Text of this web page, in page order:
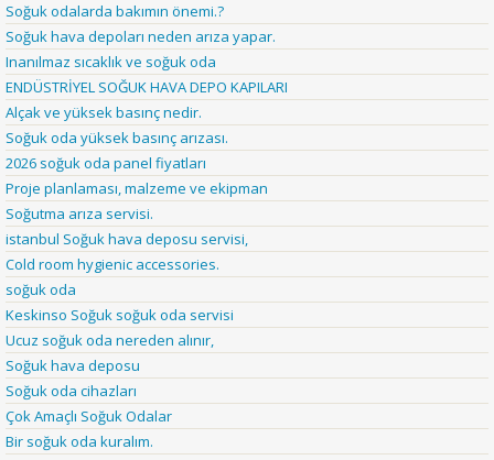
Soğuk odalarda bakımın önemi.?
Soğuk hava depoları neden arıza yapar.
Inanılmaz sıcaklık ve soğuk oda
ENDÜSTRİYEL SOĞUK HAVA DEPO KAPILARI
Alçak ve yüksek basınç nedir.
Soğuk oda yüksek basınç arızası.
2026 soğuk oda panel fiyatları
Proje planlaması, malzeme ve ekipman
Soğutma arıza servisi.
istanbul Soğuk hava deposu servisi,
Cold room hygienic accessories.
soğuk oda
Keskinso Soğuk soğuk oda servisi
Ucuz soğuk oda nereden alınır,
Soğuk hava deposu
Soğuk oda cihazları
Çok Amaçlı Soğuk Odalar
Bir soğuk oda kuralım.